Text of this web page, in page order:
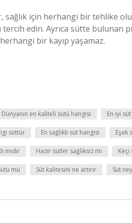
için herhangi bir tehlike
edin. Ayrıca sütte bulunan
bir kayıp yaşamaz.
Dünyanın en kaliteli sütü hangisi En iyi
süttür En sağlıklı süt hangisi Eşek
mıdır Hazır sütler sağlıksız mı Keçi
mü Süt kalitesini ne artırır Süt